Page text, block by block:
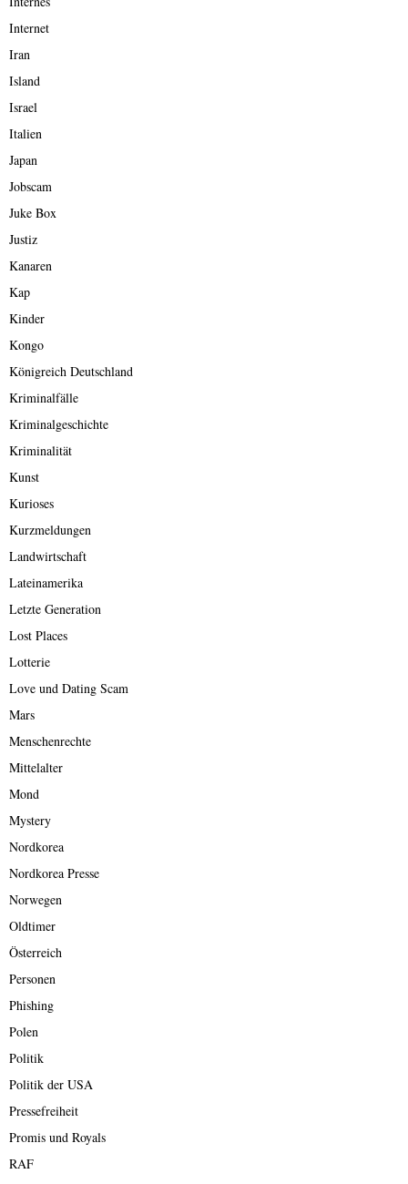
Internet
Iran
Island
Israel
Italien
Japan
Jobscam
Juke Box
Justiz
Kanaren
Kap
Kinder
Kongo
Königreich Deutschland
Kriminalfälle
Kriminalgeschichte
Kriminalität
Kunst
Kurioses
Kurzmeldungen
Landwirtschaft
Lateinamerika
Letzte Generation
Lost Places
Lotterie
Love und Dating Scam
Mars
Menschenrechte
Mittelalter
Mond
Mystery
Nordkorea
Nordkorea Presse
Norwegen
Oldtimer
Österreich
Personen
Phishing
Polen
Politik
Politik der USA
Pressefreiheit
Promis und Royals
RAF